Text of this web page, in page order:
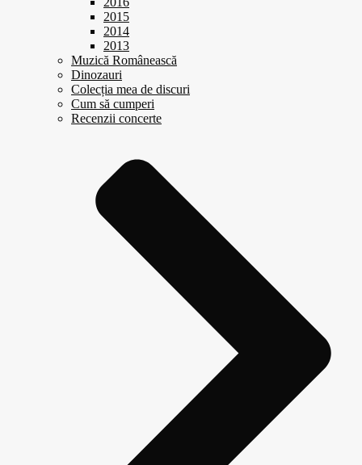
2015
2014
2013
Muzică Românească
Dinozauri
Colecția mea de discuri
Cum să cumperi
Recenzii concerte